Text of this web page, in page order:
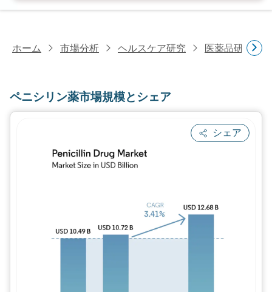
ホーム 市場分析 ヘルスケア研究 医薬品研究
ペニシリン薬市場規模とシェア
シェア